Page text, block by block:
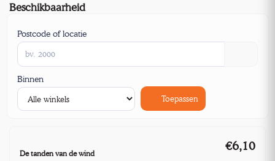
Beschikbaarheid
Postcode of locatie
Binnen
Toepassen
De tanden van de wind
€6,10